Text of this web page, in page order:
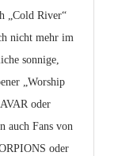
„Cold River“
nicht mehr im
sonnige,
„Worship
oder
auch Fans von
oder